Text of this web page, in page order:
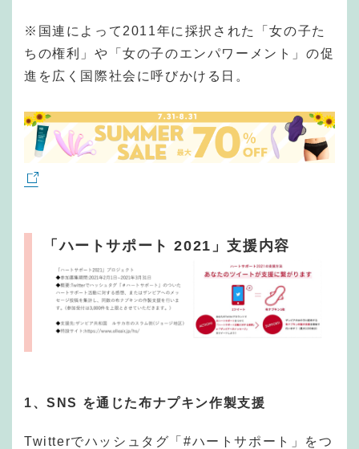
※国連によって2011年に採択された「女の子た
ちの権利」や「女の子のエンパワーメント」の促
進を広く国際社会に呼びかける日。
「ハートサポート 2021」支援内容
1、SNS を通じた布ナプキン作製支援
Twitterでハッシュタグ「#ハートサポート」をつ